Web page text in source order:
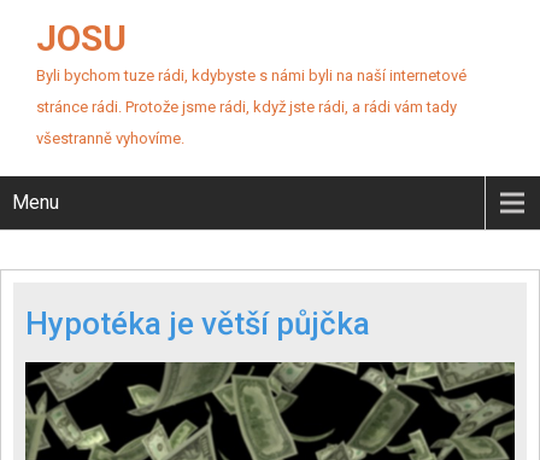
JOSU
Byli bychom tuze rádi, kdybyste s námi byli na naší internetové
stránce rádi. Protože jsme rádi, když jste rádi, a rádi vám tady
všestranně vyhovíme.
Menu
Hypotéka je větší půjčka